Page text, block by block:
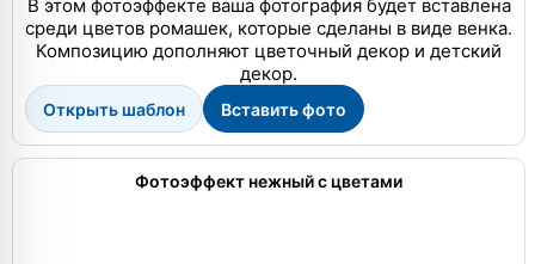
В этом фотоэффекте ваша фотография будет вставлена
среди цветов ромашек, которые сделаны в виде венка.
Композицию дополняют цветочный декор и детский
декор.
Открыть шаблон Вставить фото
Фотоэффект нежный с цветами